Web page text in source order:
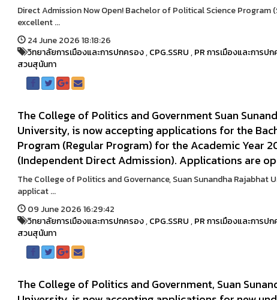
Direct Admission Now Open! Bachelor of Political Science Program
excellent ...
24 June 2026 18:18:26
วิทยาลัยการเมืองและการปกครอง,CPG.SSRU,PR การเมืองและการป
สวนสุนันทา
The College of Politics and Government Suan
University, is now accepting applications for the
Program (Regular Program) for the Academic Year
(Independent Direct Admission). Applications are
The College of Politics and Governance, Suan Sunandha Rajabhat
applicat ...
09 June 2026 16:29:42
วิทยาลัยการเมืองและการปกครอง,CPG.SSRU,PR การเมืองและการป
สวนสุนันทา
The College of Politics and Government, Suan